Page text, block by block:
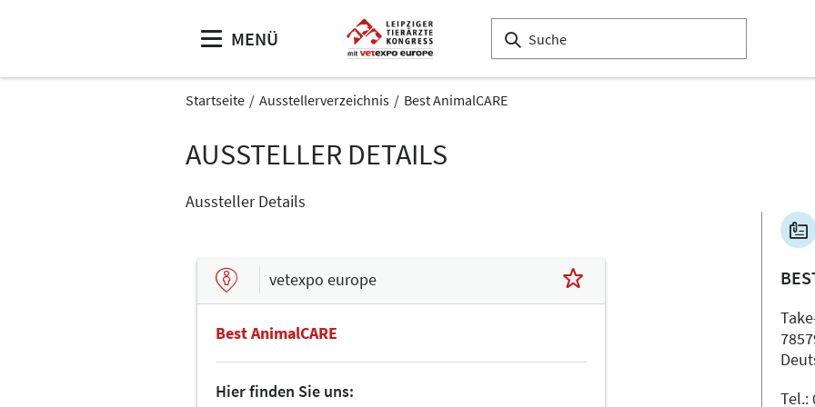
MENÜ
Startseite Ausstellerverzeichnis Best AnimalCARE
AUSSTELLER DETAILS
Aussteller Details
vetexpo europe
Best AnimalCARE
Hier finden Sie uns:
Tel.: